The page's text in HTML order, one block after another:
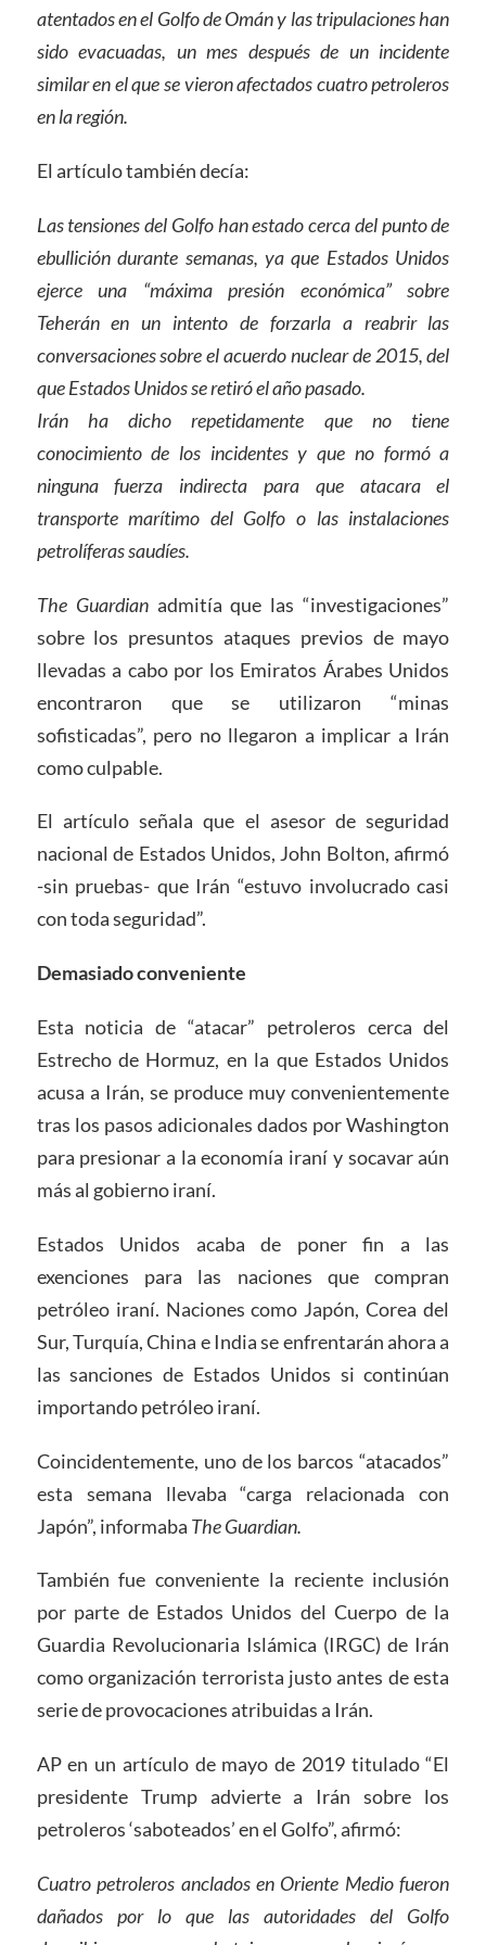
atentados en el Golfo de Omán y las tripulaciones han
sido evacuadas, un mes después de un incidente
similar en el que se vieron afectados cuatro petroleros
en la región.
El artículo también decía:
Las tensiones del Golfo han estado cerca del punto de
ebullición durante semanas, ya que Estados Unidos
ejerce una “máxima presión económica” sobre
Teherán en un intento de forzarla a reabrir las
conversaciones sobre el acuerdo nuclear de 2015, del
que Estados Unidos se retiró el año pasado.
Irán ha dicho repetidamente que no tiene
conocimiento de los incidentes y que no formó a
ninguna fuerza indirecta para que atacara el
transporte marítimo del Golfo o las instalaciones
petrolíferas saudíes.
The Guardianadmitía que las “investigaciones”
sobre los presuntos ataques previos de mayo
llevadas a cabo por los Emiratos Árabes Unidos
encontraron que se utilizaron “minas
sofisticadas”, pero no llegaron a implicar a Irán
como culpable.
El artículo señala que el asesor de seguridad
nacional de Estados Unidos, John Bolton, afirmó
-sin pruebas- que Irán “estuvo involucrado casi
con toda seguridad”.
Demasiado conveniente
Esta noticia de “atacar” petroleros cerca del
Estrecho de Hormuz, en la que Estados Unidos
acusa a Irán, se produce muy convenientemente
tras los pasos adicionales dados por Washington
para presionar a la economía iraní y socavar aún
más al gobierno iraní.
Estados Unidos acaba de poner fin a las
exenciones para las naciones que compran
petróleo iraní. Naciones como Japón, Corea del
Sur, Turquía, China e India se enfrentarán ahora a
las sanciones de Estados Unidos si continúan
importando petróleo iraní.
Coincidentemente, uno de los barcos “atacados”
esta semana llevaba “carga relacionada con
Japón”, informaba The Guardian.
También fue conveniente la reciente inclusión
por parte de Estados Unidos del Cuerpo de la
Guardia Revolucionaria Islámica (IRGC) de Irán
como organización terrorista justo antes de esta
serie de provocaciones atribuidas a Irán.
AP en un artículo de mayo de 2019 titulado “El
presidente Trump advierte a Irán sobre los
petroleros ‘saboteados’ en el Golfo”, afirmó:
Cuatro petroleros anclados en Oriente Medio fueron
dañados por lo que las autoridades del Golfo